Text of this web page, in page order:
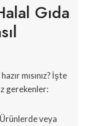
Gıda
mısınız? İşte
gerekenler:
veya